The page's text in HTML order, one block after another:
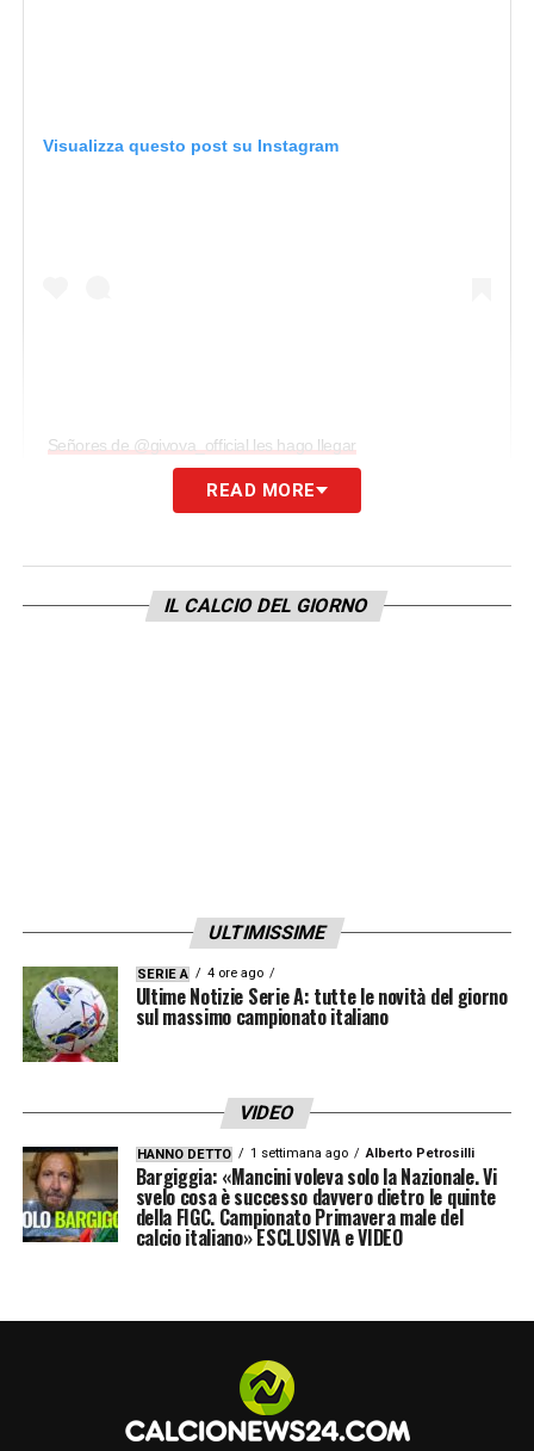
Visualizza questo post su Instagram
Señores de @givova_official les hago llegar
públicamente mi descontento con ustedes como
marca en esta fecha FIFA que acaba de terminar.
con el clima frío y que ustedes solamente nos den
LA PLAYLIST DELLE NOSTRE TOP NEWS
READ MORE
IL CALCIO DEL GIORNO
ULTIMISSIME
SERIE A 4 ore ago
Ultime Notizie Serie A: tutte le novità del giorno
sul massimo campionato italiano
VIDEO
HANNO DETTO 1 settimana ago Alberto Petrosilli
Bargiggia: «Mancini voleva solo la Nazionale. Vi
svelo cosa è successo davvero dietro le quinte
della FIGC. Campionato Primavera male del
calcio italiano» ESCLUSIVA e VIDEO